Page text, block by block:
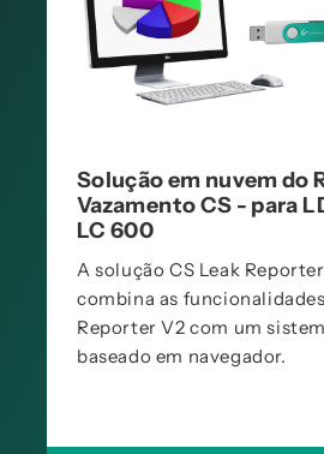
Solução em nuvem do
Vazamento CS - para
LC 600
A solução CS Leak
combina as
Reporter V2 com um
baseado em navegador.